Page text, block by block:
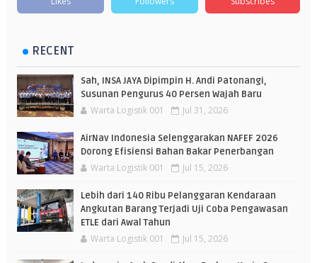
RECENT
Sah, INSA JAYA Dipimpin H. Andi Patonangi,
Susunan Pengurus 40 Persen Wajah Baru
Warta Logistik 001 Jul 31, 2026
AirNav Indonesia Selenggarakan NAFEF 2026
Dorong Efisiensi Bahan Bakar Penerbangan
Warta Logistik 001 Jul 15, 2026
Lebih dari 140 Ribu Pelanggaran Kendaraan
Angkutan Barang Terjadi Uji Coba Pengawasan
ETLE dari Awal Tahun
Warta Logistik 001 Jul 15, 2026